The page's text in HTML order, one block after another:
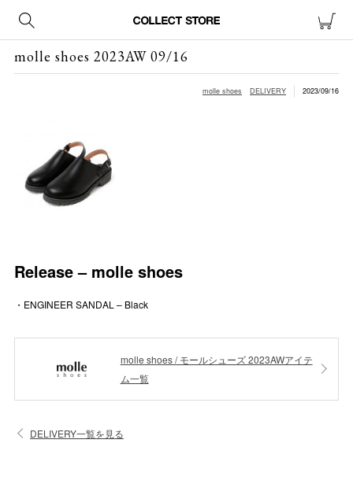
molle shoes 2023AW 09/16
molle shoes DELIVERY 2023/09/16
Release – molle shoes
・ENGINEER SANDAL – Black
molle shoes / モールシューズ 2023AWアイテ
ム一覧
DELIVERY一覧を見る